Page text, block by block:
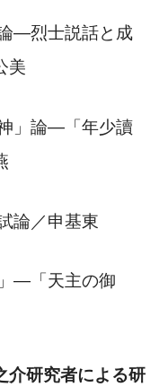
―烈士説話と成
美
」論― 「年少讀
論／申基東
― 「天主の御
介研究者による研